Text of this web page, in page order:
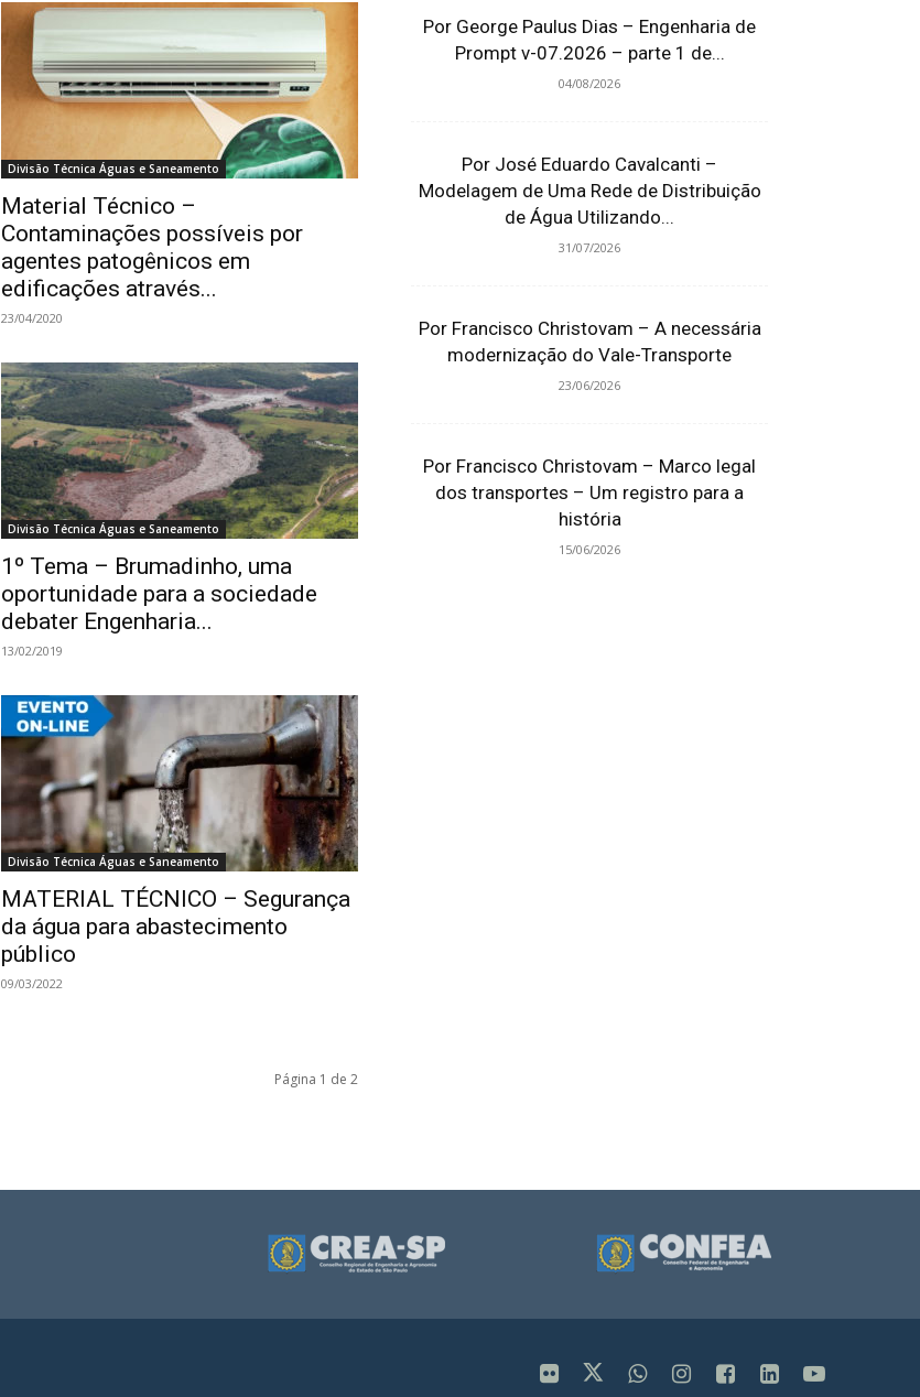
Divisão Técnica Águas e Saneamento
Material Técnico –
Contaminações possíveis por
agentes patogênicos em
edificações através...
23/04/2020
Divisão Técnica Águas e Saneamento
1º Tema – Brumadinho, uma
oportunidade para a sociedade
debater Engenharia...
13/02/2019
Divisão Técnica Águas e Saneamento
MATERIAL TÉCNICO – Segurança
da água para abastecimento
público
09/03/2022
Página 1 de 2
Por George Paulus Dias – Engenharia de
Prompt v-07.2026 – parte 1 de...
04/08/2026
Por José Eduardo Cavalcanti –
Modelagem de Uma Rede de Distribuição
de Água Utilizando...
31/07/2026
Por Francisco Christovam – A necessária
modernização do Vale-Transporte
23/06/2026
Por Francisco Christovam – Marco legal
dos transportes – Um registro para a
história
15/06/2026